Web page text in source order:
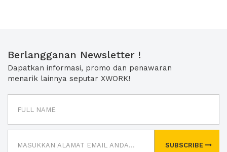
Berlangganan Newsletter !
Dapatkan informasi, promo dan penawaran
menarik lainnya seputar XWORK!
SUBSCRIBE